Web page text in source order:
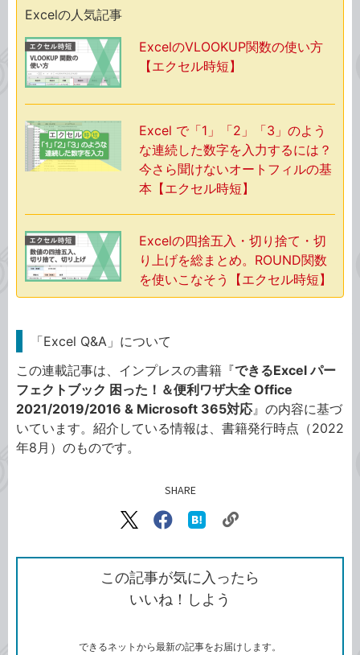
Excelの人気記事
ExcelのVLOOKUP関数の使い方
【エクセル時短】
Excel で「1」「2」「3」のよう
な連続した数字を入力するには？
今さら聞けないオートフィルの基
本【エクセル時短】
Excelの四捨五入・切り捨て・切
り上げを総まとめ。ROUND関数
を使いこなそう【エクセル時短】
「Excel Q&A」について
この連載記事は、インプレスの書籍『できるExcel パー
フェクトブック 困った！＆便利ワザ大全 Office
2021/2019/2016 & Microsoft 365対応』の内容に基づ
いています。紹介している情報は、書籍発行時点（2022
年8月）のものです。
SHARE
X（旧
で
シ
ェ
ア
Facebook
シ
ェ
ア
な
ブ
ッ
ク
ク
ク
を
コ
この記事が気に入ったら
いいね！しよう
できるネットから最新の記事をお届けします。